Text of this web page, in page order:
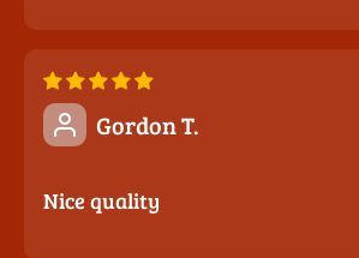
Gordon T.
Nice quality